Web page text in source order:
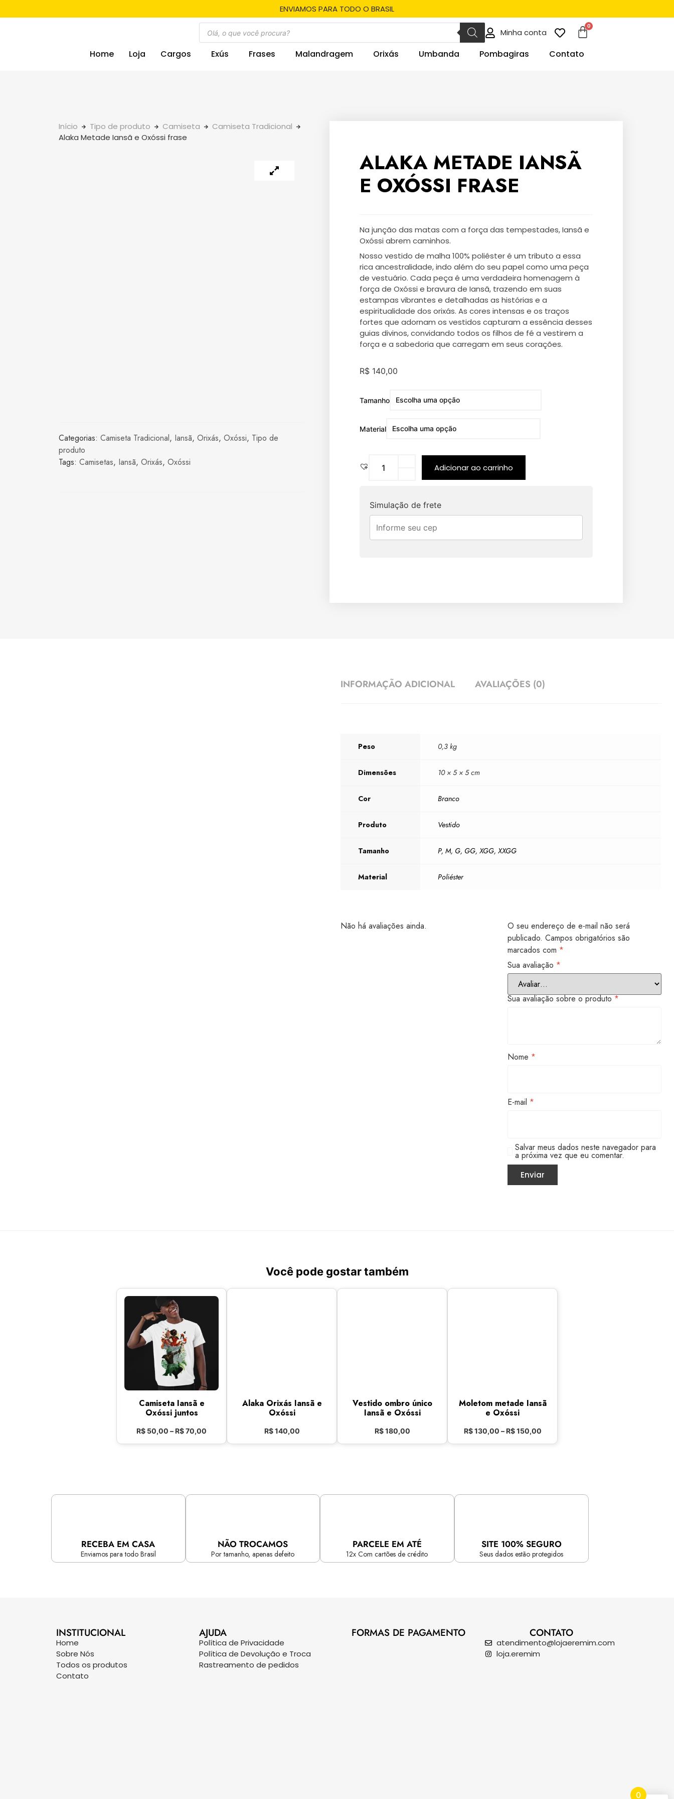
ENVIAMOS PARA TODO O BRASIL
Minha conta
Home Loja Cargos Exús Frases Malandragem Orixás Umbanda Pombagiras Contato
Início Tipo de produto Camiseta
Camiseta Tradicional
Alaka Metade Iansã e Oxóssi frase
Categorias: Camiseta Tradicional, Iansã, Orixás, Oxóssi, Tipo de
produto
Tags: Camisetas, Iansã, Orixás, Oxóssi
ALAKA METADE IANSÃ
E OXÓSSI FRASE
Na junção das matas com a força das tempestades, Iansã e
Oxóssi abrem caminhos.
Nosso vestido de malha 100% poliéster é um tributo a essa
rica ancestralidade, indo além do seu papel como uma peça
de vestuário. Cada peça é uma verdadeira homenagem à
força de Oxóssi e bravura de Iansã, trazendo em suas
estampas vibrantes e detalhadas as histórias e a
espiritualidade dos orixás. As cores intensas e os traços
fortes que adornam os vestidos capturam a essência desses
guias divinos, convidando todos os filhos de fé a vestirem a
força e a sabedoria que carregam em seus corações.
R$ 140,00
Tamanho
Material
Adicionar ao carrinho
Simulação de frete
INFORMAÇÃO ADICIONAL AVALIAÇÕES (0)
Peso 0,3 kg
Dimensões 10 × 5 × 5 cm
Cor Branco
Produto Vestido
Tamanho P,M, G, GG,XGG,XXGG
Material Poliéster
Não há avaliações ainda.
O seu endereço de e-mail não será
publicado. Campos obrigatórios são
marcados com *
Sua avaliação *
Sua avaliação sobre o produto*
Nome *
E-mail *
Salvar meus dados neste navegador para
a próxima vez que eu comentar.
Você pode gostar também
Camiseta Iansã e
Oxóssi juntos
R$ 50,00 –R$70,00
Alaka Orixás Iansã e
Oxóssi
R$140,00
Vestido ombro único
Iansã e Oxóssi
R$180,00
Moletom metade Iansã
e Oxóssi
R$130,00 – R$150,00
RECEBA EM CASA
Enviamos para todo Brasil
NÃO TROCAMOS
Por tamanho, apenas defeito
PARCELE EM ATÉ
12x Com cartões de crédito
SITE 100% SEGURO
Seus dados estão protegidos
INSTITUCIONAL
Home
Sobre Nós
Todos os produtos
Contato
AJUDA
Política de Privacidade
Política de Devolução e Troca
Rastreamento de pedidos
FORMAS DE PAGAMENTO CONTATO
atendimento@lojaeremim.com
loja.eremim
0